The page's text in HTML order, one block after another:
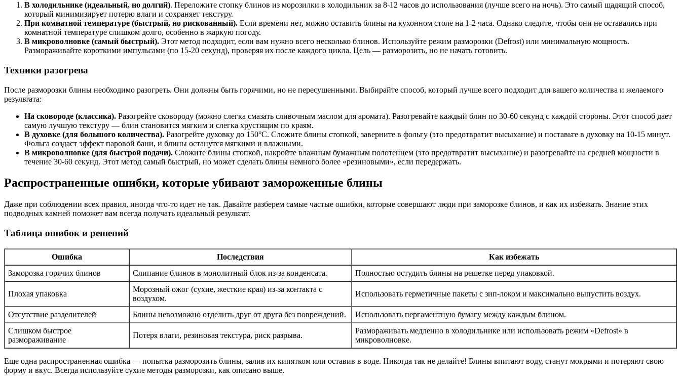
В холодильнике (идеальный, но долгий). Переложите стопку блинов из морозилки в холодильник за 8-12 часов до использования (лучше всего на ночь). Это самый щадящий способ,
который минимизирует потерю влаги и сохраняет текстуру.
При комнатной температуре (быстрый, но рискованный). Если времени нет, можно оставить блины на кухонном столе на 1-2 часа. Однако следите, чтобы они не оставались при
комнатной температуре слишком долго, особенно в жаркую погоду.
В микроволновке (самый быстрый). Этот метод подходит, если вам нужно всего несколько блинов. Используйте режим разморозки (Defrost) или минимальную мощность.
Размораживайте короткими импульсами (по 15-20 секунд), проверяя их после каждого цикла. Цель — разморозить, но не начать готовить.
Техники разогрева
После разморозки блины необходимо разогреть. Они должны быть горячими, но не пересушенными. Выбирайте способ, который лучше всего подходит для вашего количества и желаемого
результата:
На сковороде (классика). Разогрейте сковороду (можно слегка смазать сливочным маслом для аромата). Разогревайте каждый блин по 30-60 секунд с каждой стороны. Этот способ дает
самую лучшую текстуру — блин становится мягким и слегка хрустящим по краям.
В духовке (для большого количества). Разогрейте духовку до 150°C. Сложите блины стопкой, заверните в фольгу (это предотвратит высыхание) и поставьте в духовку на 10-15 минут.
Фольга создаст эффект паровой бани, и блины останутся мягкими и влажными.
В микроволновке (для быстрой подачи). Сложите блины стопкой, накройте влажным бумажным полотенцем (это предотвратит высыхание) и разогревайте на средней мощности в
течение 30-60 секунд. Этот метод самый быстрый, но может сделать блины немного более «резиновыми», если передержать.
Распространенные ошибки, которые убивают замороженные блины
Даже при соблюдении всех правил, иногда что-то идет не так. Давайте разберем самые частые ошибки, которые совершают люди при заморозке блинов, и как их избежать. Знание этих
подводных камней поможет вам всегда получать идеальный результат.
Таблица ошибок и решений
Ошибка Последствия
Как избежать
Заморозка горячих блинов
Слипание блинов в монолитный блок из-за конденсата. Полностью остудить блины на решетке перед упаковкой.
Плохая упаковка
Морозный ожог (сухие, жесткие края) из-за контакта с
воздухом.
Использовать герметичные пакеты с зип-локом и максимально выпустить воздух.
Отсутствие разделителей Блины невозможно отделить друг от друга без повреждений.
Использовать пергаментную бумагу между каждым блином.
Слишком быстрое
размораживание
Потеря влаги, резиновая текстура, риск разрыва.
Размораживать медленно в холодильнике или использовать режим «Defrost» в
микроволновке.
Еще одна распространенная ошибка — попытка разморозить блины, залив их кипятком или оставив в воде. Никогда так не делайте! Блины впитают воду, станут мокрыми и потеряют свою
форму и вкус. Всегда используйте сухие методы разморозки, как описано выше.